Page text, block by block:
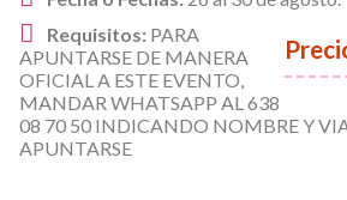
Requisitos: PARA
APUNTARSE DE MANERA
OFICIAL A ESTE EVENTO,
MANDAR WHATSAPP AL 638
08 70 50 INDICANDO NOMBRE Y
APUNTARSE